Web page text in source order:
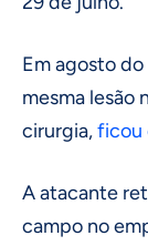
Em agosto
mesma lesão
cirurgia,ficou
A atacante
campo no